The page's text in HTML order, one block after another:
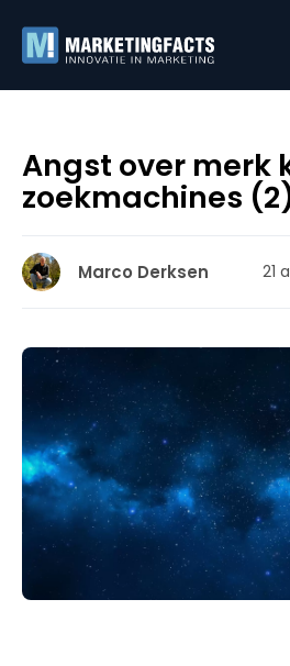
Angst over merk
zoekmachines
Marco Derksen 21